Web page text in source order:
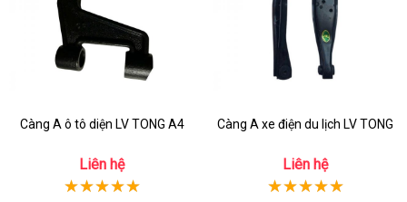
Càng A ô tô diện LV TONG A4
Liên hệ
Càng A xe điện du lịch LV TONG
Liên hệ